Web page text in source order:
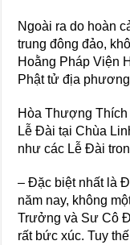
Ngoài ra do hoàn
trung đông đảo,
Hoằng Pháp Viện
Phật tử địa
Hòa Thượng
Lễ Đài tại Chùa
như các Lễ Đài
– Đặc biệt nhất là
năm nay, không
Trưởng và Sư Cô
rất bức xúc. Tuy